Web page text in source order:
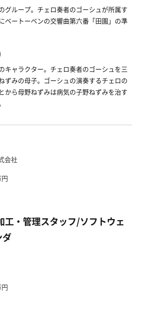
グループ。チェロ奏者のゴーシュが所属す
ベートーベンの交響曲第六番「田園」の準
キャラクター。チェロ奏者のゴーシュを三
ずみの母子。ゴーシュの演奏するチェロの
から母野ねずみは病気の子野ねずみを治す
会社
工・管理スタッフ/ソフトウェ
ダ